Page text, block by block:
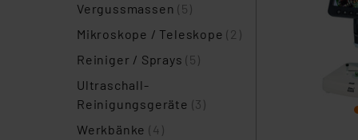
Vergussmassen(5)
Mikroskope / Teleskope(2)
Reiniger / Sprays(5)
Ultraschall-
Reinigungsgeräte (3)
Werkbänke(4)